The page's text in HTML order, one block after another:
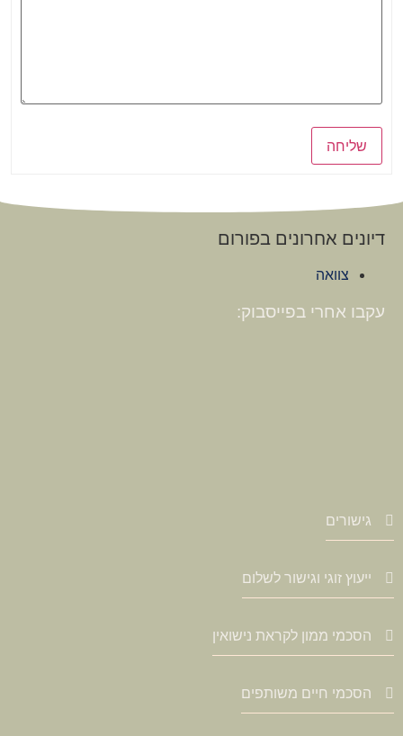
שליחה
דיונים אחרונים בפורום
צוואה
עקבו אחרי בפייסבוק:
גישורים
ייעוץ זוגי וגישור לשלום
הסכמי ממון לקראת נישואין
הסכמי חיים משותפים